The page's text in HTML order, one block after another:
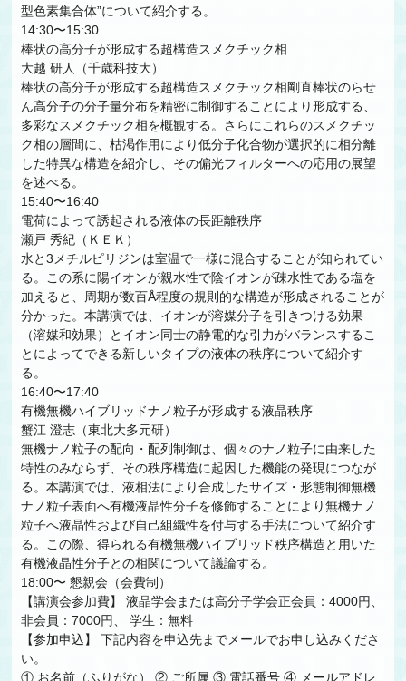
型色素集合体”について紹介する。
14:30〜15:30
棒状の高分子が形成する超構造スメクチック相
大越 研人（千歳科技大）
棒状の高分子が形成する超構造スメクチック相剛直棒状のらせ
ん高分子の分子量分布を精密に制御することにより形成する、
多彩なスメクチック相を概観する。さらにこれらのスメクチッ
ク相の層間に、枯渇作用により低分子化合物が選択的に相分離
した特異な構造を紹介し、その偏光フィルターへの応用の展望
を述べる。
15:40〜16:40
電荷によって誘起される液体の長距離秩序
瀬戸 秀紀（ＫＥＫ）
水と3メチルピリジンは室温で一様に混合することが知られてい
る。この系に陽イオンが親水性で陰イオンが疎水性である塩を
加えると、周期が数百Å程度の規則的な構造が形成されることが
分かった。本講演では、イオンが溶媒分子を引きつける効果
（溶媒和効果）とイオン同士の静電的な引力がバランスするこ
とによってできる新しいタイプの液体の秩序について紹介す
る。
16:40〜17:40
有機無機ハイブリッドナノ粒子が形成する液晶秩序
蟹江 澄志（東北大多元研）
無機ナノ粒子の配向・配列制御は、個々のナノ粒子に由来した
特性のみならず、その秩序構造に起因した機能の発現につなが
る。本講演では、液相法により合成したサイズ・形態制御無機
ナノ粒子表面へ有機液晶性分子を修飾することにより無機ナノ
粒子へ液晶性および自己組織性を付与する手法について紹介す
る。この際、得られる有機無機ハイブリッド秩序構造と用いた
有機液晶性分子との相関について議論する。
18:00〜 懇親会（会費制）
【講演会参加費】 液晶学会または高分子学会正会員：4000円、
非会員：7000円、 学生：無料
【参加申込】 下記内容を申込先までメールでお申し込みくださ
い。
① お名前（ふりがな） ② ご所属 ③ 電話番号 ④ メールアドレ